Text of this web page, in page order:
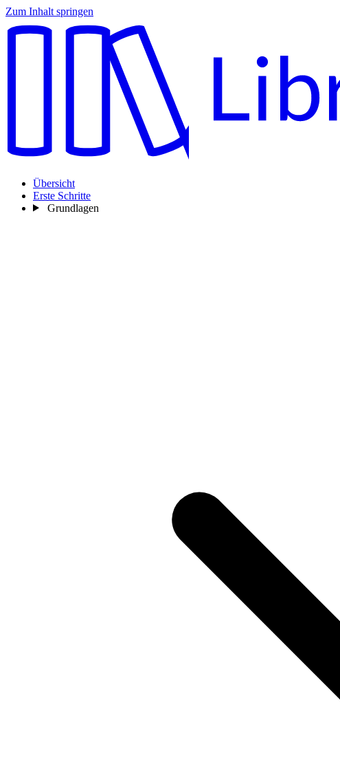
Zum Inhalt springen
Übersicht
Erste Schritte
Grundlagen